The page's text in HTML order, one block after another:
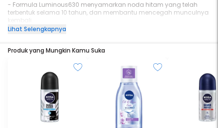
- Formula Luminous630 menyamarkan noda hitam yang telah
terbentuk selama 10 tahun, dan membantu mencegah munculnya
kembali.
- Sodium Hyaluronate & Vitamin E yang melembapkan, untuk kulit
- Dalam 8 minggu, noda hitam yang telah terbentuk selama 10
Lihat Selengkapnya
Produk yang Mungkin Kamu Suka